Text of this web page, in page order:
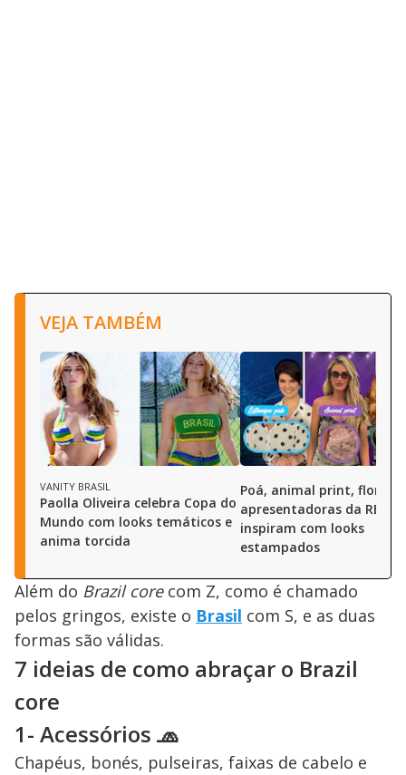
VEJA TAMBÉM
VANITY BRASIL
Paolla Oliveira celebra Copa do
Mundo com looks temáticos e
anima torcida
Poá, animal print, floral e
apresentadoras da
inspiram com looks
estampados
Além do Brazil corecom Z, como é chamado
pelos gringos, existe o Brasil com S, e as duas
formas são válidas.
7 ideias de como abraçar o Brazil
core
1- Acessórios 🧢
Chapéus, bonés, pulseiras, faixas de cabelo e